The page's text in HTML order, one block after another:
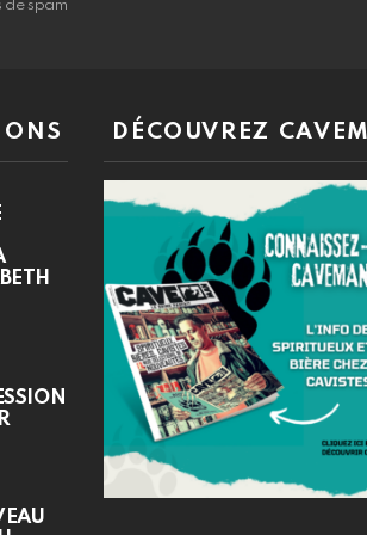
de spam
DÉCOUVREZ